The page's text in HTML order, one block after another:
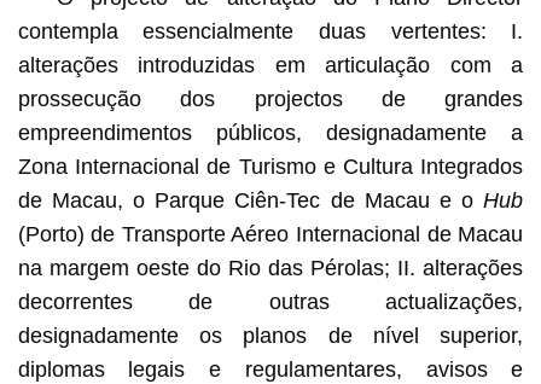
contempla essencialmente duas vertentes: I.
alterações introduzidas em articulação com a
prossecução dos projectos de grandes
empreendimentos públicos, designadamente a
Zona Internacional de Turismo e Cultura Integrados
de Macau, o Parque Ciên-Tec de Macau e oHub
(Porto) de Transporte Aéreo Internacional de Macau
na margem oeste do Rio das Pérolas; II. alterações
decorrentes de outras actualizações,
designadamente os planos de nível superior,
diplomas legais e regulamentares, avisos e